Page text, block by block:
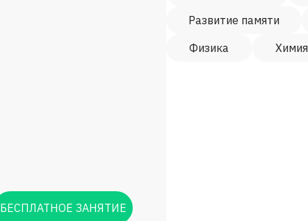
БЕСПЛАТНОЕ ЗАНЯТИЕ
Развитие памяти
Физика
Химия